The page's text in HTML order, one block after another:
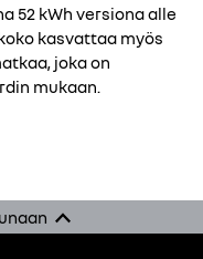
52 kWh versiona alle
kasvattaa myös
joka on
mukaan.